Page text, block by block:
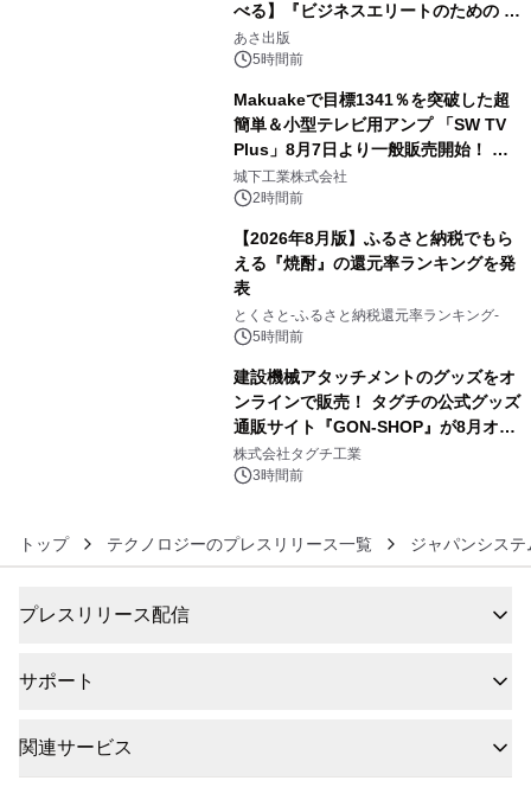
べる】『ビジネスエリートのための 教
養としての蕎麦』2026年8月25日
（火）発売
あさ出版
5時間前
Makuakeで目標1341％を突破した超
簡単＆小型テレビ用アンプ 「SW TV
Plus」8月7日より一般販売開始！ ケ
ーブル1本つなぐだけ、テレビの音が
ぐっと豊かに
城下工業株式会社
2時間前
【2026年8月版】ふるさと納税でもら
える『焼酎』の還元率ランキングを発
表
とくさと-ふるさと納税還元率ランキング-
5時間前
建設機械アタッチメントのグッズをオ
ンラインで販売！ タグチの公式グッズ
通販サイト『GON-SHOP』が8月オー
プン
株式会社タグチ工業
3時間前
トップ テクノロジーのプレスリリース一覧 ジャパンシス
プレスリリース配信
サポート
関連サービス